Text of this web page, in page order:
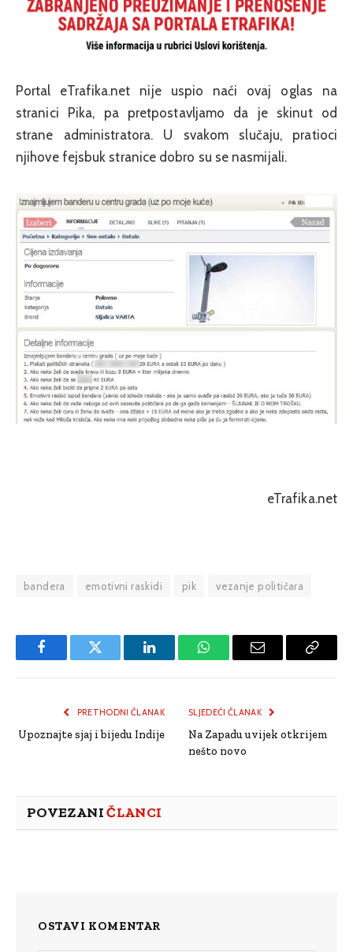
Portal eTrafika.net nije uspio naći ovaj oglas na
stranici Pika, pa pretpostavljamo da je skinut od
strane administratora. U svakom slučaju, pratioci
njihove fejsbuk stranice dobro su se nasmijali.
eTrafika.net
bandera emotivni raskidi pik vezanje političara
FacebookTwitter LinkedInWhatsAppEmail
Copy
PRETHODNI ČLANAK
Upoznajte sjaj i bijedu Indije
SLJEDEĆI ČLANAK
Na Zapadu uvijek otkrijem
nešto novo
POVEZANIČLANCI
OSTAVI KOMENTAR